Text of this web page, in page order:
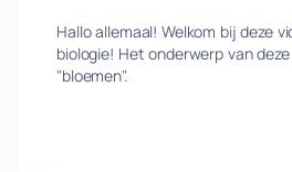
Hallo allemaal! Welkom bij deze
biologie! Het onderwerp van
"bloemen".